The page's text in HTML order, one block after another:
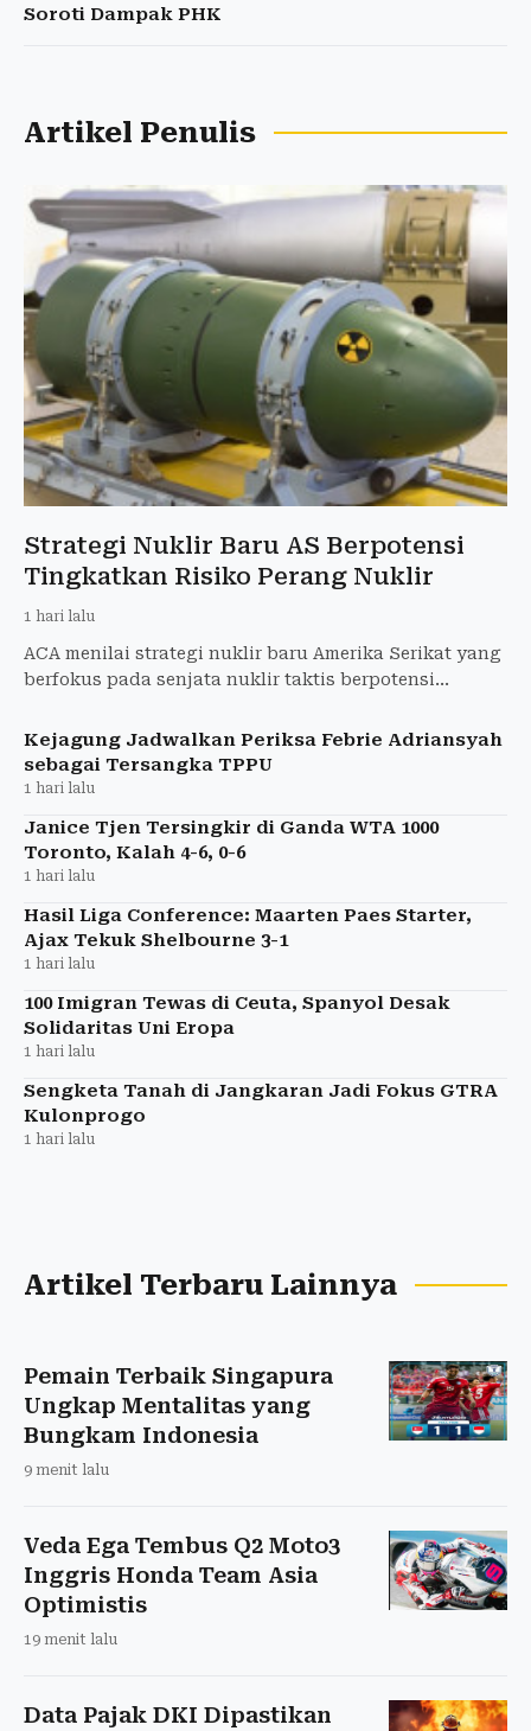
Soroti Dampak PHK
Artikel Penulis
Strategi Nuklir Baru AS Berpotensi
Tingkatkan Risiko Perang Nuklir
1 hari lalu
ACA menilai strategi nuklir baru Amerika Serikat yang
berfokus pada senjata nuklir taktis berpotensi
Kejagung Jadwalkan Periksa Febrie Adriansyah
sebagai Tersangka TPPU
1 hari lalu
Janice Tjen Tersingkir di Ganda WTA 1000
Toronto, Kalah 4-6, 0-6
1 hari lalu
Hasil Liga Conference: Maarten Paes Starter,
Ajax Tekuk Shelbourne 3-1
1 hari lalu
100 Imigran Tewas di Ceuta, Spanyol Desak
Solidaritas Uni Eropa
1 hari lalu
Sengketa Tanah di Jangkaran Jadi Fokus GTRA
Kulonprogo
1 hari lalu
Artikel Terbaru Lainnya
Pemain Terbaik Singapura
Ungkap Mentalitas yang
Bungkam Indonesia
9 menit lalu
Veda Ega Tembus Q2 Moto3
Inggris Honda Team Asia
Optimistis
19 menit lalu
Data Pajak DKI Dipastikan